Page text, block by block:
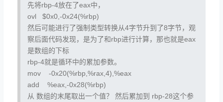
先将rbp-4放在了eax中，
ovl $0x0,-0x24(%rbp)
然后可能进行了强制类型转换从4字节升到了8字节，观
察后面代码发现，是为了和rbp进行计算，那也就是eax
是数组的下标
rbp-4就是循环中的累加参数。
mov -0x20(%rbp,%rax,4),%eax
add %eax,-0x28(%rbp)
从 数组的末尾取出一个值？ 然后累加到 rbp-28这个参